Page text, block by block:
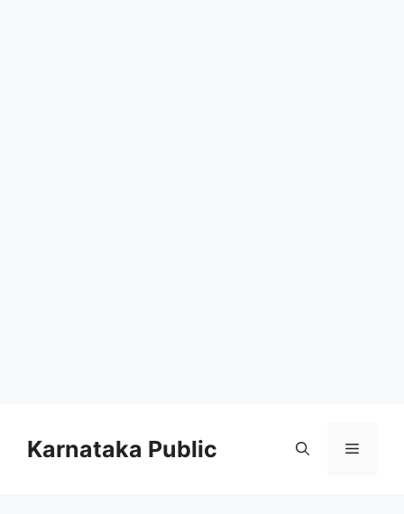
contentKarnataka Public Menu